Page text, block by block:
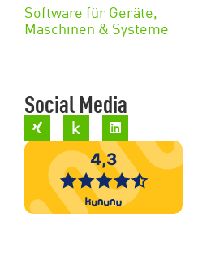
Software für Geräte,
Maschinen & Systeme
Social Media